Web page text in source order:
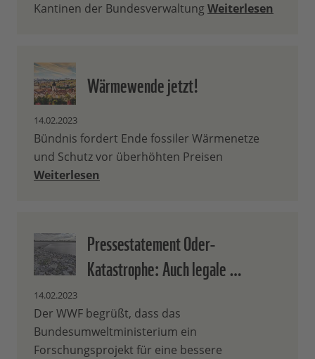
Kantinen der BundesverwaltungWeiterlesen
Wärmewende jetzt!
14.02.2023
Bündnis fordert Ende fossiler Wärmenetze
und Schutz vor überhöhten Preisen
Weiterlesen
Pressestatement Oder-
Katastrophe: Auch legale …
14.02.2023
Der WWF begrüßt, dass das
Bundesumweltministerium ein
Forschungsprojekt für eine bessere